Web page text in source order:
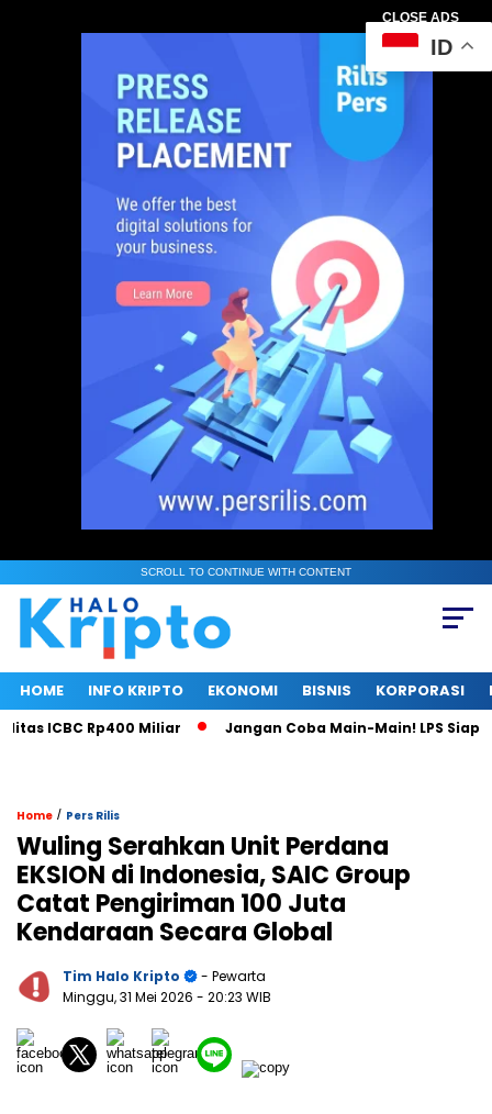
CLOSE ADS
SCROLL TO CONTINUE WITH CONTENT
HOME INFO KRIPTO EKONOMI BISNIS KORPORASI
ICBC Rp400 Miliar Jangan Coba Main-Main! LPS Siap
Home / Pers Rilis
Wuling Serahkan Unit Perdana
EKSION di Indonesia, SAIC Group
Catat Pengiriman 100 Juta
Kendaraan Secara Global
Tim Halo Kripto
- Pewarta
Minggu, 31 Mei 2026 - 20:23 WIB
ID